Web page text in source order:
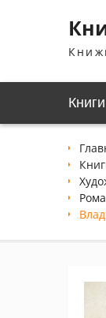
содержимому
Книги